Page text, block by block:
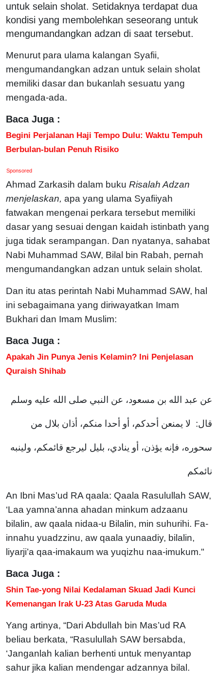
untuk selain sholat. Setidaknya terdapat dua
kondisi yang membolehkan seseorang untuk
mengumandangkan adzan di saat tersebut.
Menurut para ulama kalangan Syafii,
mengumandangkan adzan untuk selain sholat
memiliki dasar dan bukanlah sesuatu yang
mengada-ada.
Baca Juga :
Begini Perjalanan Haji Tempo Dulu: Waktu Tempuh
Berbulan-bulan Penuh Risiko
Sponsored
Ahmad Zarkasih dalam buku Risalah Adzan
menjelaskan, apa yang ulama Syafiiyah
fatwakan mengenai perkara tersebut memiliki
dasar yang sesuai dengan kaidah istinbath yang
juga tidak serampangan. Dan nyatanya, sahabat
Nabi Muhammad SAW, Bilal bin Rabah, pernah
mengumandangkan adzan untuk selain sholat.
Dan itu atas perintah Nabi Muhammad SAW, hal
ini sebagaimana yang diriwayatkan Imam
Bukhari dan Imam Muslim:
Baca Juga :
Apakah Jin Punya Jenis Kelamin? Ini Penjelasan
Quraish Shihab
عن عبد الله بن مسعود، عن النبي صلى الله عليه وسلم
قال: لا يمنعن أحدكم، أو أحدا منكم، أذان بلال من
سحوره، فإنه يؤذن، أو ينادي، بليل ليرجع قائمكم، ولينبه
نائمكم
An Ibni Mas’ud RA qaala: Qaala Rasulullah SAW,
‘Laa yamna’anna ahadan minkum adzaanu
bilalin, aw qaala nidaa-u Bilalin, min suhurihi. Fa-
innahu yuadzzinu, aw qaala yunaadiy, bilalin,
liyarji’a qaa-imakaum wa yuqizhu naa-imukum."
Baca Juga :
Shin Tae-yong Nilai Kedalaman Skuad Jadi Kunci
Kemenangan Irak U-23 Atas Garuda Muda
Yang artinya, “Dari Abdullah bin Mas’ud RA
beliau berkata, “Rasulullah SAW bersabda,
‘Janganlah kalian berhenti untuk menyantap
sahur jika kalian mendengar adzannya bilal.